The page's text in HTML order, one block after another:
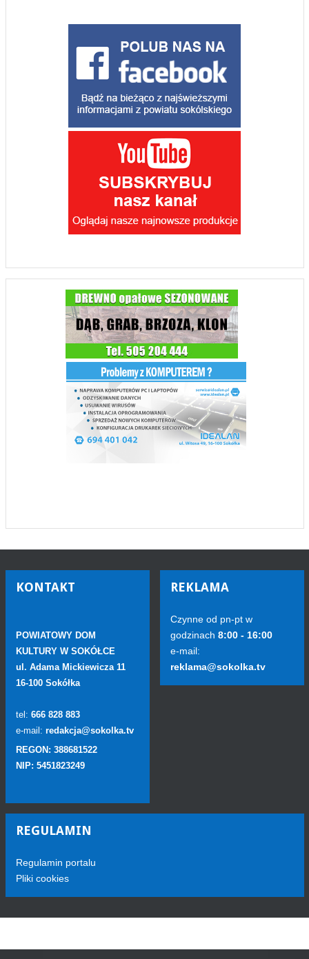
KONTAKT
POWIATOWY DOM
KULTURY W SOKÓŁCE
ul. Adama Mickiewicza 11
16-100 Sokółka
tel: 666 828 883
e-mail: redakcja@sokolka.tv
REGON: 388681522
NIP: 5451823249
REKLAMA
Czynne od pn-pt w
godzinach 8:00 - 16:00
e-mail:
reklama@sokolka.tv
REGULAMIN
Regulamin portalu
Pliki cookies